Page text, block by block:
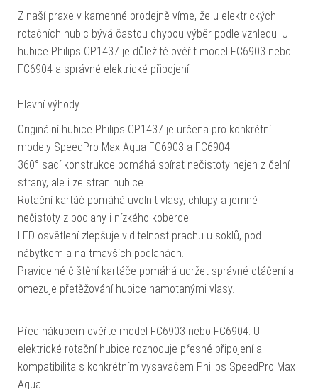
Z naší praxe v kamenné prodejně víme, že u elektrických
rotačních hubic bývá častou chybou výběr podle vzhledu. U
hubice Philips CP1437 je důležité ověřit model FC6903 nebo
FC6904 a správné elektrické připojení.
Hlavní výhody
Originální hubice Philips CP1437 je určena pro konkrétní
modely SpeedPro Max Aqua FC6903 a FC6904.
360° sací konstrukce pomáhá sbírat nečistoty nejen z čelní
strany, ale i ze stran hubice.
Rotační kartáč pomáhá uvolnit vlasy, chlupy a jemné
nečistoty z podlahy i nízkého koberce.
LED osvětlení zlepšuje viditelnost prachu u soklů, pod
nábytkem a na tmavších podlahách.
Pravidelné čištění kartáče pomáhá udržet správné otáčení a
omezuje přetěžování hubice namotanými vlasy.
Před nákupem ověřte model FC6903 nebo FC6904. U
elektrické rotační hubice rozhoduje přesné připojení a
kompatibilita s konkrétním vysavačem Philips SpeedPro Max
Aqua.